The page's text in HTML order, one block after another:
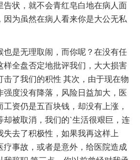
告状，就不会青红皂白地在病人面
因为虽然在病人看来你是大公无私
是无理取闹，而你呢？在没有任
样全盘否定地批评我们，大大损害
击了我们的积性 其次，由于现在物
强度没有降落，风险日益加大，医
资仍是五百块钱，却没有上涨，
却被取消，我们的`生活很艰巨，连
失去了积极性，如果我再这样上
疗事故，或者是意外，给医院造成